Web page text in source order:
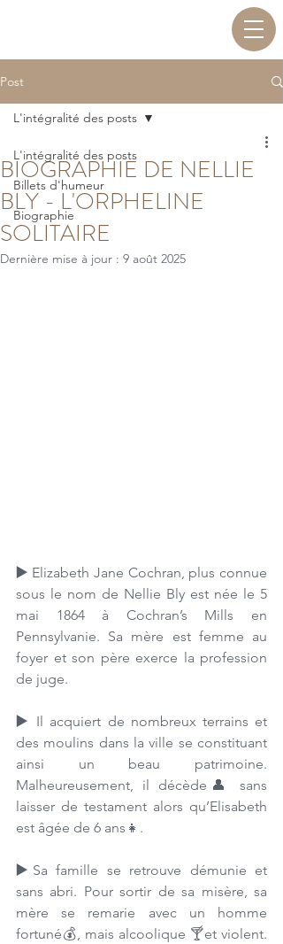
Post
L'intégralité des posts
Billets d'humeur
Biographie
L'intégralité des posts
BIOGRAPHIE DE NELLIE
BLY - L'ORPHELINE
SOLITAIRE
Dernière mise à jour : 9 août 2025
▶️ Elizabeth Jane Cochran, plus connue
sous le nom de Nellie Bly est née le 5
mai 1864 à Cochran’s Mills en
Pennsylvanie. Sa mère est femme au
foyer et son père exerce la profession
de juge.
▶️ Il acquiert de nombreux terrains et
des moulins dans la ville se constituant
ainsi un beau patrimoine.
Malheureusement, il décède👤 sans
laisser de testament alors qu’Elisabeth
est âgée de 6 ans👧.
▶️ Sa famille se retrouve démunie et
sans abri. Pour sortir de sa misère, sa
mère se remarie avec un homme
fortuné💰, mais alcoolique 🍸et violent.